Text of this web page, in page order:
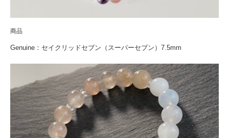
商品
Genuine：セイクリッドセブン（スーパーセブン）7.5mm